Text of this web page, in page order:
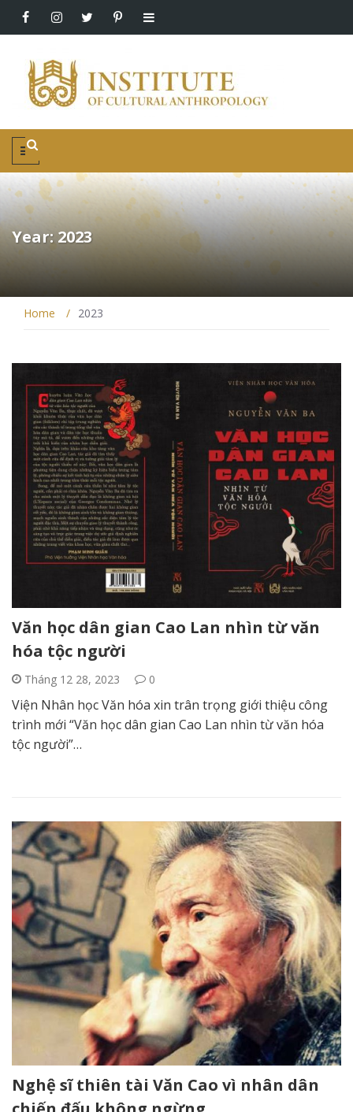
Year: 2023
Home / 2023
Văn học dân gian Cao Lan nhìn từ văn
hóa tộc người
Tháng 12 28, 2023 0
Viện Nhân học Văn hóa xin trân trọng giới thiệu công
trình mới “Văn học dân gian Cao Lan nhìn từ văn hóa
tộc người”…
Nghệ sĩ thiên tài Văn Cao vì nhân dân